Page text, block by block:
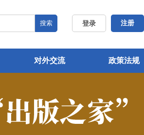
登录 注册
搜索
对外交流 政策法规